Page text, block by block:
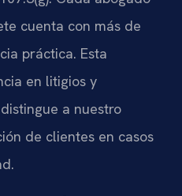
cuenta con más de
práctica. Esta
en litigios y
a nuestro
de clientes en casos